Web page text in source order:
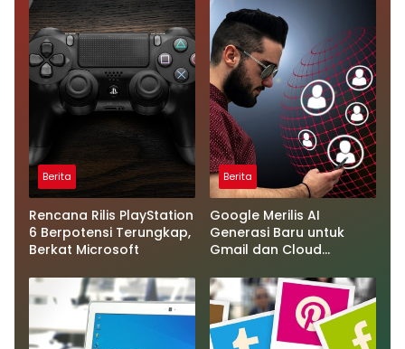
Berita
Rencana Rilis PlayStation
6 Berpotensi Terungkap,
Berkat Microsoft
Berita
Google Merilis AI
Generasi Baru untuk
Gmail dan Cloud